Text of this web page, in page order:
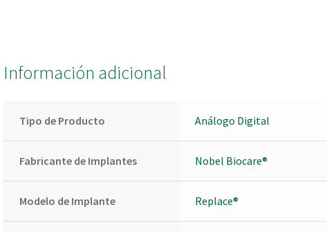
Información adicional
Tipo de Producto Análogo Digital
Fabricante de Implantes Nobel Biocare®
Modelo de Implante Replace®